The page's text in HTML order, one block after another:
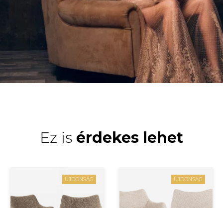
Ez is érdekes lehet
ÚJDONSÁG ÚJDONSÁG